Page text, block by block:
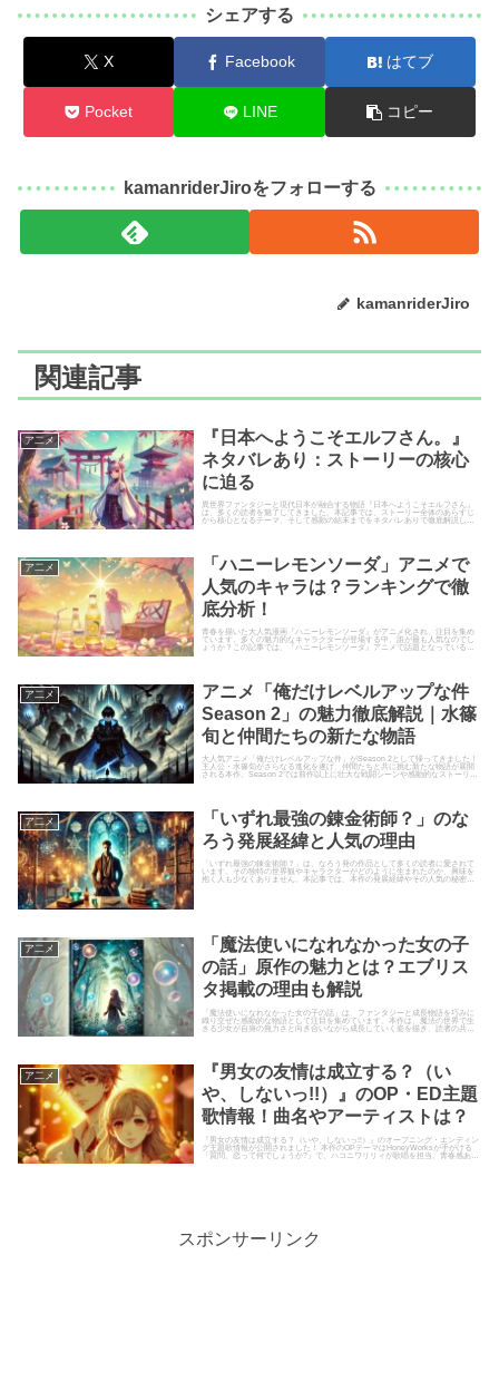
シェアする
X Facebook はてブ
Pocket LINE コピー
kamanriderJiroをフォローする
kamanriderJiro
関連記事
ア二メ
『日本へようこそエルフさん。』
ネタバレあり：ストーリーの核心
に迫る
異世界ファンタジーと現代日本が融合する物語『日本へようこそエルフさん』
は、多くの読者を魅了してきました。本記事では、ストーリー全体のあらすじ
から核心となるテーマ、そして感動の結末までをネタバレありで徹底解説しま
ア二メ
「ハニーレモンソーダ」アニメで
人気のキャラは？ランキングで徹
底分析！
青春を描いた大人気漫画『ハニーレモンソーダ』がアニメ化され、注目を集め
ています。多くの魅力的なキャラクターが登場する中、誰が最も人気なのでし
ょうか？この記事では、『ハニーレモンソーダ』アニメで話題となっているキ
ア二メ
アニメ「俺だけレベルアップな件
Season 2」の魅力徹底解説｜水篠
旬と仲間たちの新たな物語
大人気アニメ「俺だけレベルアップな件」がSeason 2として帰ってきました！
主人公・水篠旬がさらなる進化を遂げ、仲間たちと共に挑む新たな物語が展開
される本作。Season 2では前作以上に壮大な戦闘シーンや感動的なストーリー
ア二メ
「いずれ最強の錬金術師？」のな
ろう発展経緯と人気の理由
「いずれ最強の錬金術師？」は、なろう発の作品として多くの読者に愛されて
います。その独特の世界観やキャラクターがどのように生まれたのか、興味を
抱く人も少なくありません。本記事では、本作の発展経緯やその人気の秘密に
ア二メ
「魔法使いになれなかった女の子
の話」原作の魅力とは？エブリス
タ掲載の理由も解説
「魔法使いになれなかった女の子の話」は、ファンタジーと成長物語を巧みに
織り交ぜた感動的な物語として注目を集めています。本作は、魔法の世界で生
きる少女が自身の無力さと向き合いながら成長していく姿を描き、読者の共感
ア二メ
『男女の友情は成立する？（い
や、しないっ!!）』のOP・ED主題
歌情報！曲名やアーティストは？
『男女の友情は成立する？（いや、しないっ!!）』のオープニング・エンディン
グ主題歌情報が公開されました！ 本作のOPテーマはHoneyWorksが手がける
「質問、恋って何でしょうか?」で、ハコニワリリィが歌唱を担当。青春感あふ
スポンサーリンク